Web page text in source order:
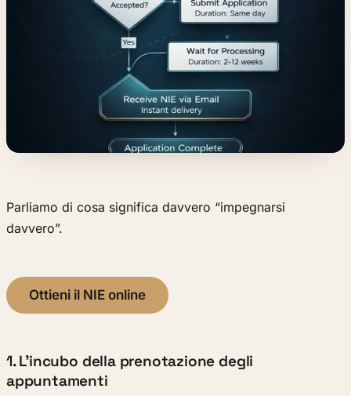
Parliamo di cosa significa davvero “impegnarsi
davvero”.
Ottieni il NIE online
1. L’incubo della prenotazione degli
appuntamenti